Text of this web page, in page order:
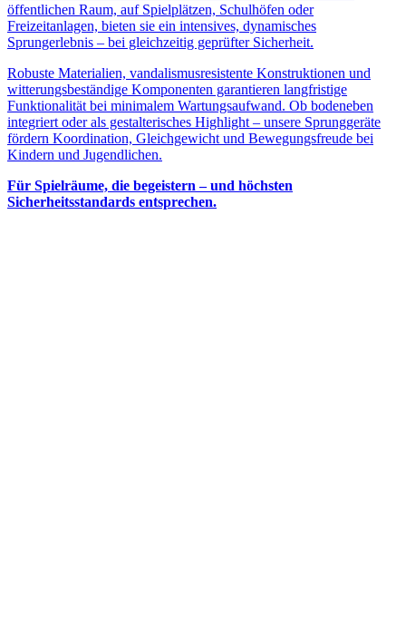
öffentlichen Raum, auf Spielplätzen, Schulhöfen oder
Freizeitanlagen, bieten sie ein intensives, dynamisches
Sprungerlebnis – bei gleichzeitig geprüfter Sicherheit.
Robuste Materialien, vandalismusresistente Konstruktionen und
witterungsbeständige Komponenten garantieren langfristige
Funktionalität bei minimalem Wartungsaufwand. Ob bodeneben
integriert oder als gestalterisches Highlight – unsere Sprunggeräte
fördern Koordination, Gleichgewicht und Bewegungsfreude bei
Kindern und Jugendlichen.
Für Spielräume, die begeistern – und höchsten
Sicherheitsstandards entsprechen.